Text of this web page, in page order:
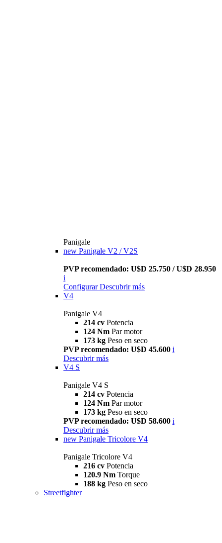
Panigale
new Panigale V2 / V2S
PVP recomendado: U$D 25.750 / U$D 28.950
i
Configurar Descubrir más
V4
Panigale V4
214 cv Potencia
124 Nm Par motor
173 kg Peso en seco
PVP recomendado: U$D 45.600 i
Descubrir más
V4 S
Panigale V4 S
214 cv Potencia
124 Nm Par motor
173 kg Peso en seco
PVP recomendado: U$D 58.600 i
Descubrir más
new Panigale Tricolore V4
Panigale Tricolore V4
216 cv Potencia
120.9 Nm Torque
188 kg Peso en seco
Streetfighter